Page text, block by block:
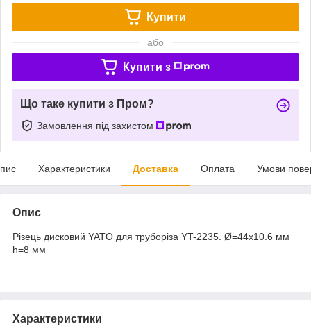
Купити
або
Купити з
Що таке купити з Пром?
Замовлення під захистом
Характеристики Доставка Оплата Умови
Опис
Різець дисковий YATO для труборіза YT-2235. Ø=44х10.6 мм
h=8 мм
Характеристики